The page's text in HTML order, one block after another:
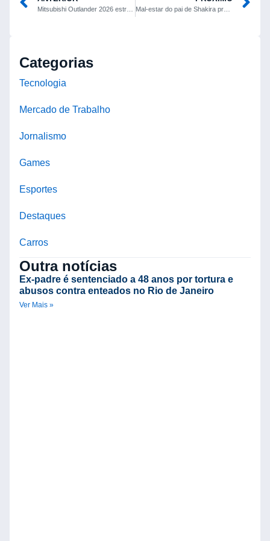
Mal-estar do pai de Shakira provoca atraso de 1h20 em show na Praia de Copacabana
Categorias
Tecnologia
Mercado de Trabalho
Jornalismo
Games
Esportes
Destaques
Carros
Outra notícias
Ex-padre é sentenciado a 48 anos por tortura e
abusos contra enteados no Rio de Janeiro
Ver Mais »